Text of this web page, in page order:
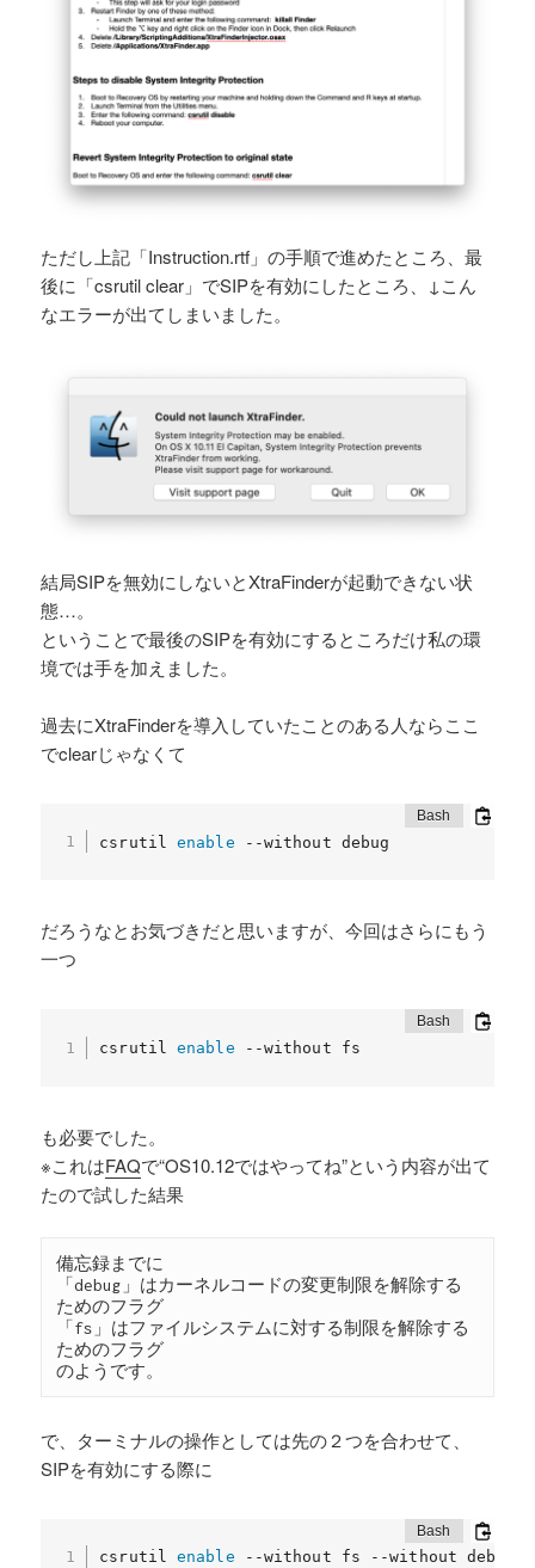
ただし上記「Instruction.rtf」の手順で進めたところ、最
後に「csrutil clear」でSIPを有効にしたところ、↓こん
なエラーが出てしまいました。
結局SIPを無効にしないとXtraFinderが起動できない状
態…。
ということで最後のSIPを有効にするところだけ私の環
境では手を加えました。
過去にXtraFinderを導入していたことのある人ならここ
でclearじゃなくて
csrutil enable --without debug
だろうなとお気づきだと思いますが、今回はさらにもう
一つ
csrutil enable --without fs
も必要でした。
※これはFAQで“OS10.12ではやってね”という内容が出て
たので試した結果
備忘録までに
「debug」はカーネルコードの変更制限を解除する
ためのフラグ
「fs」はファイルシステムに対する制限を解除する
ためのフラグ
のようです。
で、ターミナルの操作としては先の２つを合わせて、
SIPを有効にする際に
csrutil enable --without fs --without debug